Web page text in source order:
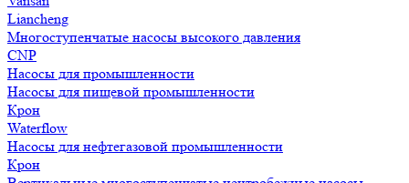
Liancheng
Многоступенчатые насосы высокого давления
CNP
Насосы для промышленности
Насосы для пищевой промышленности
Крон
Waterflow
Насосы для нефтегазовой промышленности
Крон